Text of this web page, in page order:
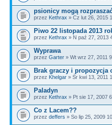
psionicy mogą
przez Kethrax » Cz lut 26, 2015
Piwo 22 listopada 2013
przez Kethrax » N paź 27, 2013
Wyprawa
przez Garter » Wt wrz 27, 2011
Brak graczy i propozycja
przez Khelgar » Śr kwi 13, 2011
Paladyn
przez Kethrax » Pt sie 17, 2007
Co z Lacem??
przez deffers » So lip 25, 2009